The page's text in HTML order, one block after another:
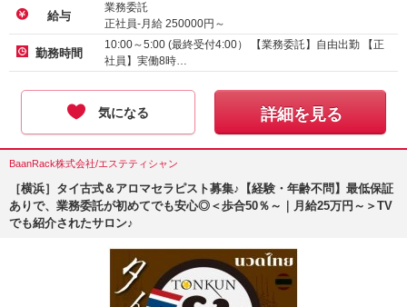
給与
業務委託
正社員-月給 250000円～
勤務時間
10:00～5:00 (最終受付4:00） 【業務委託】自由出勤 【正
社員】実働8時…
気になる 詳細を見る
BaanRack株式会社/エステティシャン
［横浜］タイ古式＆アロマセラピスト募集♪【経験・年齢不問】最低保証
ありで、業務委託が初めてでも安心◎＜歩合50％～｜月給25万円～＞TV
でも紹介されたサロン♪